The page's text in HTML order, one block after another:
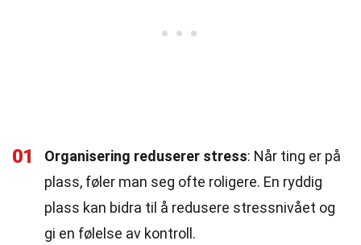
01 Organisering reduserer stress: Når ting er på
plass, føler man seg ofte roligere. En ryddig
plass kan bidra til å redusere stressnivået og
gi en følelse av kontroll.